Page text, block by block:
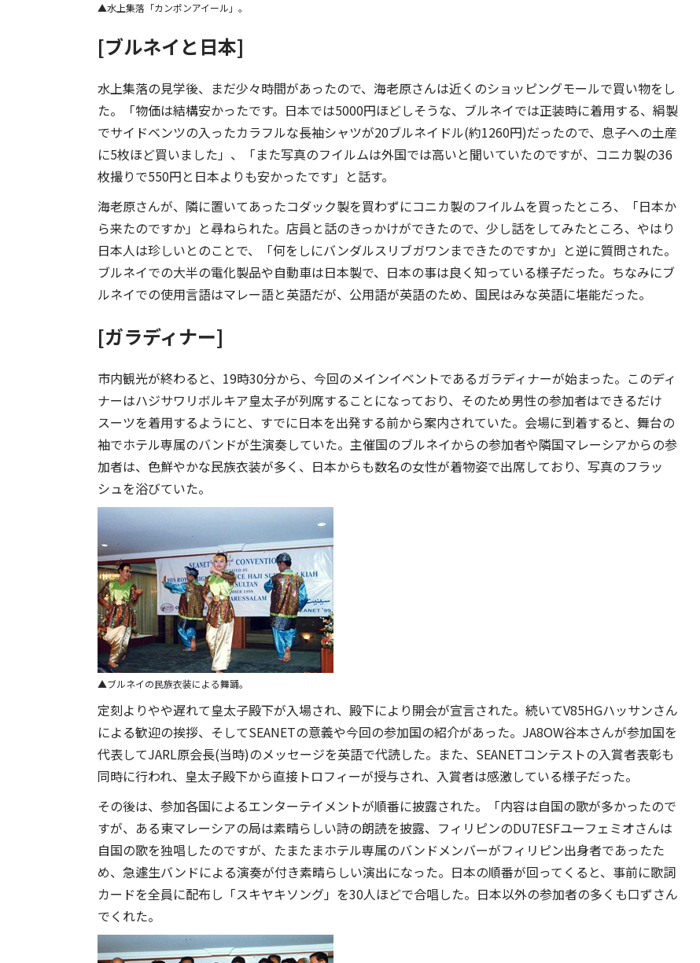
水上集落「カンポンアイール」。
[ブルネイと日本]
水上集落の見学後、まだ少々時間があったので、海老原さんは近くのショッピングモールで買い物をし
た。「物価は結構安かったです。日本では5000円ほどしそうな、ブルネイでは正装時に着用する、絹製
でサイドベンツの入ったカラフルな長袖シャツが20ブルネイドル(約1260円)だったので、息子への土産
に5枚ほど買いました」、「また写真のフイルムは外国では高いと聞いていたのですが、コニカ製の36
枚撮りで550円と日本よりも安かったです」と話す。
海老原さんが、隣に置いてあったコダック製を買わずにコニカ製のフイルムを買ったところ、「日本か
ら来たのですか」と尋ねられた。店員と話のきっかけができたので、少し話をしてみたところ、やはり
日本人は珍しいとのことで、「何をしにバンダルスリブガワンまできたのですか」と逆に質問された。
ブルネイでの大半の電化製品や自動車は日本製で、日本の事は良く知っている様子だった。ちなみにブ
ルネイでの使用言語はマレー語と英語だが、公用語が英語のため、国民はみな英語に堪能だった。
[ガラディナー]
市内観光が終わると、19時30分から、今回のメインイベントであるガラディナーが始まった。このディ
ナーはハジサワリボルキア皇太子が列席することになっており、そのため男性の参加者はできるだけ
スーツを着用するようにと、すでに日本を出発する前から案内されていた。会場に到着すると、舞台の
袖でホテル専属のバンドが生演奏していた。主催国のブルネイからの参加者や隣国マレーシアからの参
加者は、色鮮やかな民族衣装が多く、日本からも数名の女性が着物姿で出席しており、写真のフラッ
シュを浴びていた。
ブルネイの民族衣装による舞踊。
定刻よりやや遅れて皇太子殿下が入場され、殿下により開会が宣言された。続いてV85HGハッサンさん
による歓迎の挨拶、そしてSEANETの意義や今回の参加国の紹介があった。JA8OW谷本さんが参加国を
代表してJARL原会長(当時)のメッセージを英語で代読した。また、SEANETコンテストの入賞者表彰も
同時に行われ、皇太子殿下から直接トロフィーが授与され、入賞者は感激している様子だった。
その後は、参加各国によるエンターテイメントが順番に披露された。「内容は自国の歌が多かったので
すが、ある東マレーシアの局は素晴らしい詩の朗読を披露、フィリピンのDU7ESFユーフェミオさんは
自国の歌を独唱したのですが、たまたまホテル専属のバンドメンバーがフィリピン出身者であったた
め、急遽生バンドによる演奏が付き素晴らしい演出になった。日本の順番が回ってくると、事前に歌詞
カードを全員に配布し「スキヤキソング」を30人ほどで合唱した。日本以外の参加者の多くも口ずさん
でくれた。